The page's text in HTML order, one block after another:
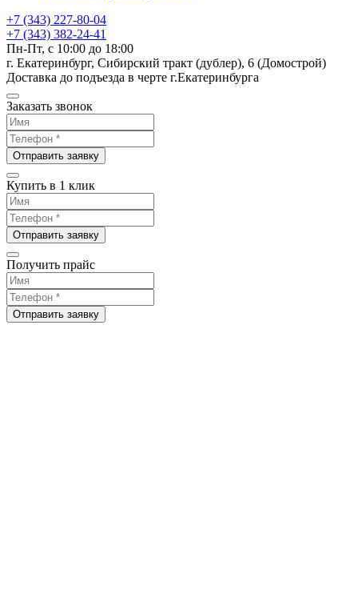
+7 (343) 227-80-04
+7 (343) 382-24-41
Пн-Пт, с 10:00 до 18:00
г. Екатеринбург, Сибирский тракт (дублер), 6 (Домострой)
Доставка до подъезда в черте г.Екатеринбурга
Заказать звонок
Отправить заявку
Купить в 1 клик
Отправить заявку
Получить прайс
Отправить заявку